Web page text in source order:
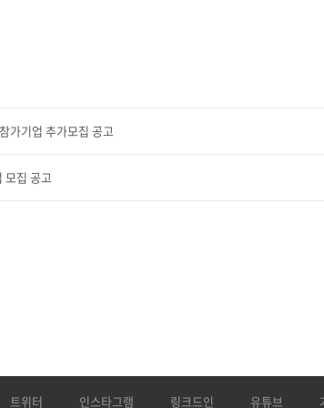
가기업 추가모집 공고
모집 공고
트위터 인스타그램 링크드인 유튜브